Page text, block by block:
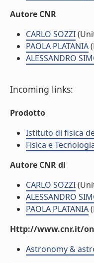
Autore CNR
CARLO SOZZI
PAOLA PLATANIA
ALESSANDRO
Incoming links:
Prodotto
Istituto di fisica
Fisica e
Autore CNR di
CARLO SOZZI
ALESSANDRO
PAOLA PLATANIA
Http://www.cnr.it/
Astronomy &